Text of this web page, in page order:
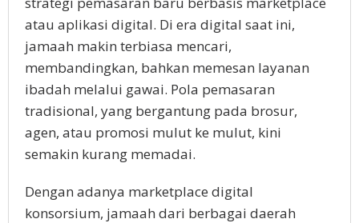
atau aplikasi digital. Di era digital saat ini,
jamaah makin terbiasa mencari,
membandingkan, bahkan memesan layanan
ibadah melalui gawai. Pola pemasaran
tradisional, yang bergantung pada brosur,
agen, atau promosi mulut ke mulut, kini
semakin kurang memadai.
Dengan adanya marketplace digital
konsorsium, jamaah dari berbagai daerah